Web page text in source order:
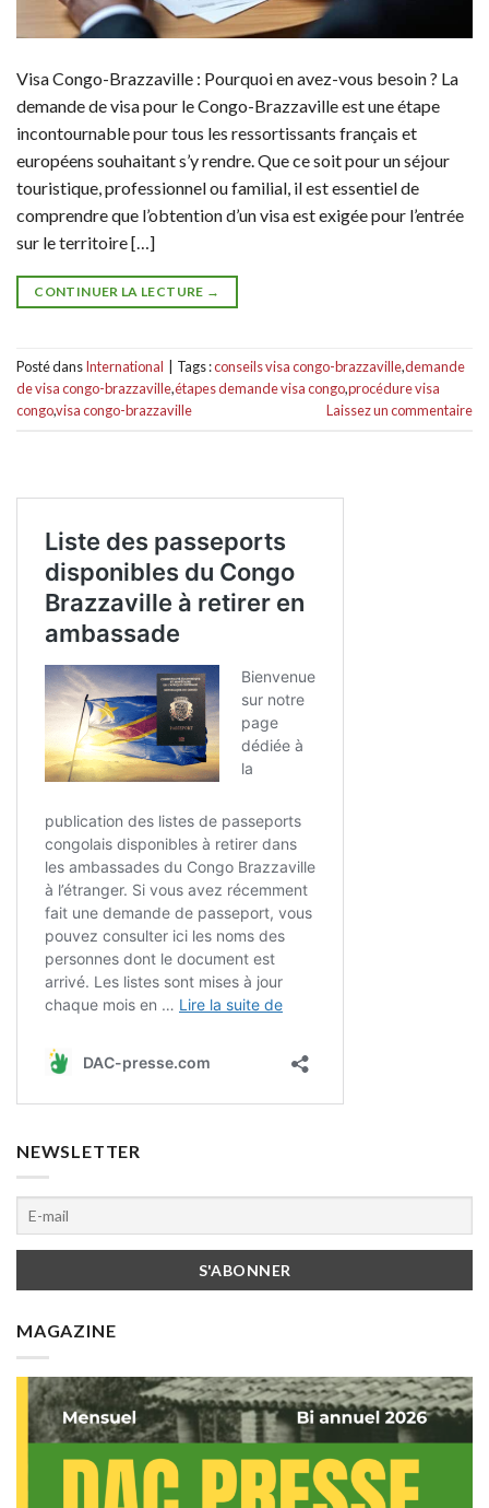
Visa Congo-Brazzaville : Pourquoi en avez-vous besoin ? La
demande de visa pour le Congo-Brazzaville est une étape
incontournable pour tous les ressortissants français et
européens souhaitant s’y rendre. Que ce soit pour un séjour
touristique, professionnel ou familial, il est essentiel de
comprendre que l’obtention d’un visa est exigée pour l’entrée
sur le territoire […]
CONTINUER LA LECTURE →
Posté dansInternational Tags :conseils visa congo-brazzaville,demande
de visa congo-brazzaville,étapes demande visa congo,procédure visa
congo,visa congo-brazzaville Laissez un commentaire
NEWSLETTER
MAGAZINE